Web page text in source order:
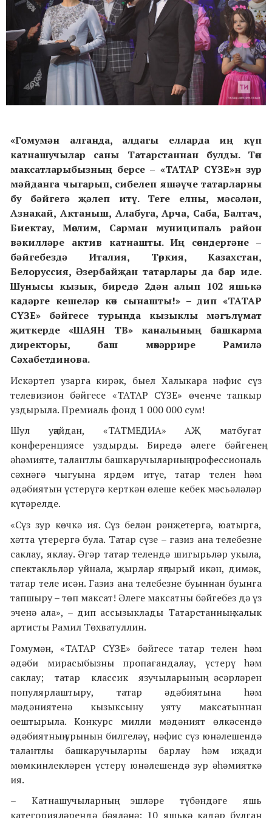
«Гомумән алганда, алдагы елларда иң күп
катнашучылар саны Татарстаннан булды. Төп
максатларыбызның берсе – «ТАТАР СҮЗЕ»н зур
мәйданга чыгарып, сибелеп яшәүче татарларны
бу бәйгегә җәлеп итү. Теге елны, мәсәлән,
Азнакай, Актаныш, Алабуга, Арча, Саба, Балтач,
Биектау, Мөслим, Сарман муниципаль район
вәкилләре актив катнашты. Иң сөендергәне –
бәйгебездә Италия, Төркия, Казахстан,
Белоруссия, Әзербайҗан татарлары да бар иде.
Шунысы кызык, биредә 2дән алып 102 яшькә
кадәрге кешеләр көч сынашты!» – дип «ТАТАР
СҮЗЕ» бәйгесе турында кызыклы мәгълүмат
җиткерде «ШАЯН ТВ» каналының башкарма
директоры, баш мөхәррире Рамилә
Сәхабетдинова.
Искәртеп узарга кирәк, быел Халыкара нәфис сүз
телевизион бәйгесе «ТАТАР СҮЗЕ» өченче тапкыр
уздырыла. Премиаль фонд 1 000 000 сум!
Шул уңайдан, «ТАТМЕДИА» АҖ матбугат
конференциясе уздырды. Биредә әлеге бәйгенең
әһәмияте, талантлы башкаручыларның профессиональ
сәхнәгә чыгуына ярдәм итүе, татар телен һәм
әдәбиятын үстерүгә керткән өлеше кебек мәсьәләләр
күтәрелде.
«Сүз зур көчкә ия. Сүз белән рәнҗетергә, юатырга,
хәтта үтерергә була. Татар сүзе – газиз ана телебезне
саклау, яклау. Әгәр татар телендә шигырьләр укыла,
спектакльләр уйнала, җырлар яңгырый икән, димәк,
татар теле исән. Газиз ана телебезне буыннан буынга
тапшыру – төп максат! Әлеге максатны бәйгебез дә үз
эченә ала», – дип ассызыклады Татарстанның халык
артисты Рамил Төхватуллин.
Гомумән, «ТАТАР СҮЗЕ» бәйгесе татар телен һәм
әдәби мирасыбызны пропагандалау, үстерү һәм
саклау; татар классик язучыларының әсәрләрен
популярлаштыру, татар әдәбиятына һәм
мәдәниятенә кызыксыну уяту максатыннан
оештырыла. Конкурс милли мәдәният өлкәсендә
әдәбиятның урынын билгеләү, нәфис сүз юнәлешендә
талантлы башкаручыларны барлау һәм иҗади
мөмкинлекләрен үстерү юнәлешендә зур әһәмияткә
ия.
– Катнашучыларның эшләре түбәндәге яшь
категорияләрендә бәяләнә: 10 яшькә кадәр булган